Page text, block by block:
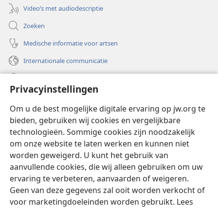
Privacyinstellingen
Om u de best mogelijke digitale ervaring op jw.org te
bieden, gebruiken wij cookies en vergelijkbare
technologieën. Sommige cookies zijn noodzakelijk
om onze website te laten werken en kunnen niet
worden geweigerd. U kunt het gebruik van
aanvullende cookies, die wij alleen gebruiken om uw
ervaring te verbeteren, aanvaarden of weigeren.
Geen van deze gegevens zal ooit worden verkocht of
voor marketingdoeleinden worden gebruikt. Lees
Video’s met audiodescriptie
Zoeken
Medische informatie voor artsen
Internationale communicatie
(opent
nieuw
venster)Watchtower ONLINE LIBRARY™
(opent
nieuw
venster)JW Hub ®
(opent
nieuw
venster)
®
Watchtower Library